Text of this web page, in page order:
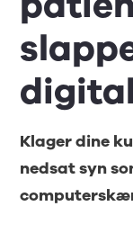
Klager dine
nedsat syn